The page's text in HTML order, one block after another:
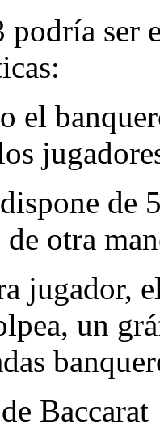
podría ser
el
de
otra
jugador,
un
Baccarat